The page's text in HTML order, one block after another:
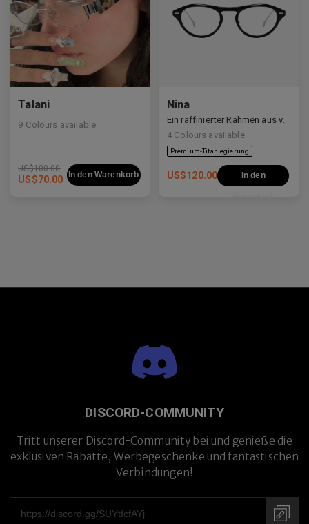
Premium-Titanlegierung
Talani
9 Colours available
US$100.00
US$70.00 In den Warenkorb
Nina
4 Colours available
US$120.00 In den
DISCORD-COMMUNITY
Tritt unserer Discord-Community bei und genieße die
exklusiven Rabatte, Werbegeschenke und fantastischen
Verbindungen!